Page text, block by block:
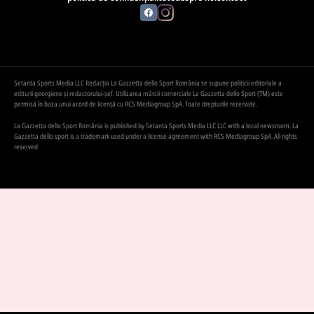
Setanta Sports Media LLC Redacția La Gazzetta dello Sport România se supune politicii editoriale a
editurii georgiene și redactorului-șef. Utilizarea mărcii comerciale La Gazzetta dello Sport (TM) este
permisă în baza unui acord de licență cu RCS Mediagroup SpA. Toate drepturile rezervate.
La Gazzetta dello Sport România is published by Setanta Sports Media LLC LLC with a local newsroom. La
Gazzetta dello sport is a trademark used under a license agreement with RCS Mediagroup SpA. All rights
reserved